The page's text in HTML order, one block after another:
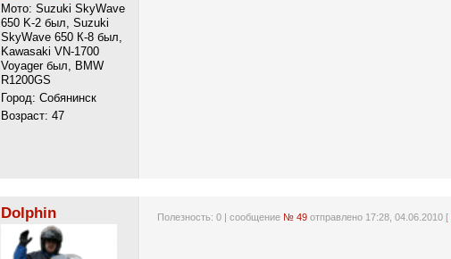
Мото: Suzuki SkyWave
650 K-2 был, Suzuki
SkyWave 650 К-8 был,
Kawasaki VN-1700
Voyager был, BMW
R1200GS
Город: Собянинск
Возраст: 47
Dolphin Полезность: 0| сообщение № 49отправлено 17:28, 04.06.2010 [